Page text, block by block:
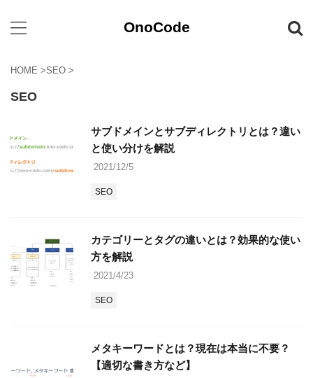
OnoCode
HOME >SEO >
SEO
サブドメインとサブディレクトリとは？違い
と使い分けを解説
2021/12/5
SEO
カテゴリーとタグの違いとは？効果的な使い
方を解説
2021/4/23
SEO
メタキーワードとは？現在は本当に不要？
【適切な書き方など】